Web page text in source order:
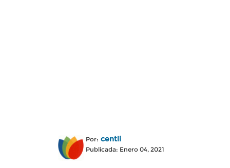
Por: centli
Publicada: Enero 04, 2021